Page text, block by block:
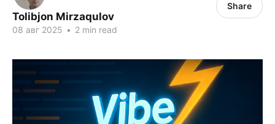
Tolibjon Mirzaqulov
08 авг 2025 • 2 min read
Share